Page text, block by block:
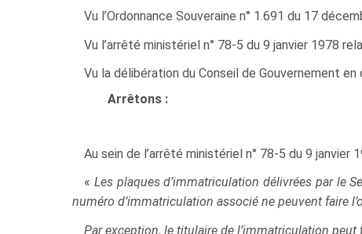
Vu l’Ordonnance Souveraine n° 1.691 du 17
Vu l’arrêté ministériel n° 78‑5 du 9 janvier 1978
Vu la délibération du Conseil de Gouvernement
Arrêtons :
Au sein de l’arrêté ministériel n° 78‑5 du 9
« Les plaques d’immatriculation délivrées par le
numéro d’immatriculation associé ne peuvent faire
Par exception, le titulaire de l’immatriculation